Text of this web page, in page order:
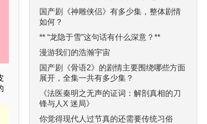
国产剧《神雕侠侣》有多少集，整体剧情
如何？
** “龙隐于雪”这句话有什么深意？**
漫游我们的浩瀚宇宙
国产剧《骨语2》的剧情主要围绕哪些方面
展开，全集一共有多少集？
《法医秦明之无声的证词：解剖真相的刀
锋与人X 迷局》
你觉得现代人过节真的还需要传统习俗